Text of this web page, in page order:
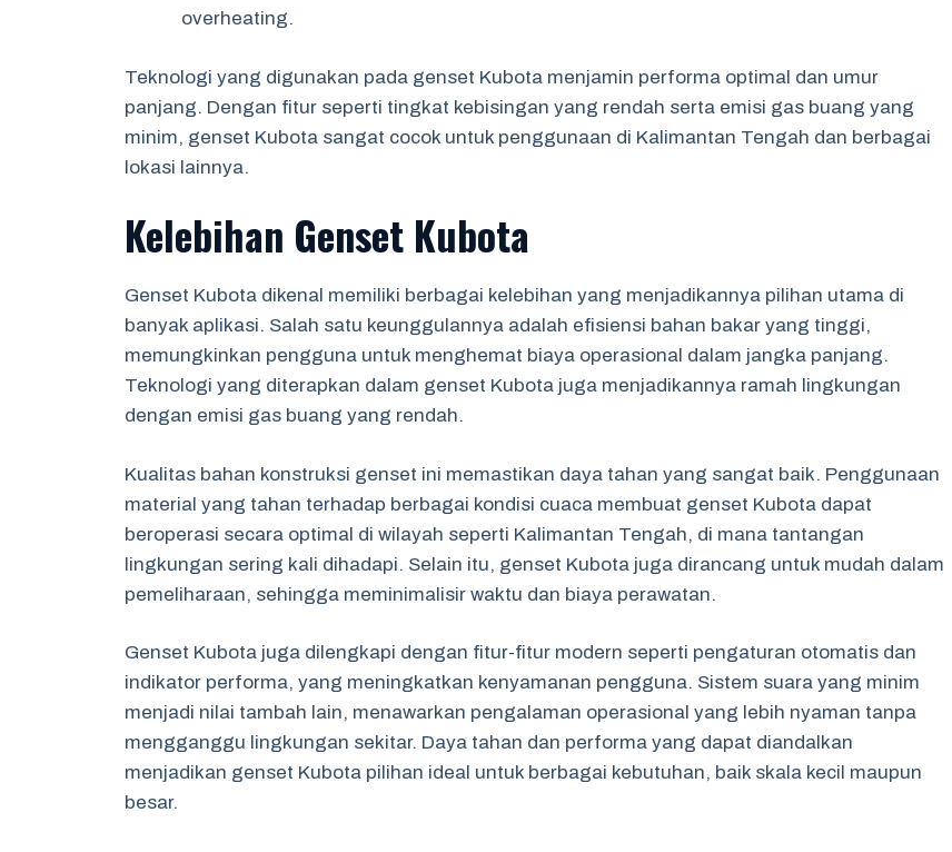
overheating.
Teknologi yang digunakan pada genset Kubota menjamin performa optimal dan umur
panjang. Dengan fitur seperti tingkat kebisingan yang rendah serta emisi gas buang yang
minim, genset Kubota sangat cocok untuk penggunaan di Kalimantan Tengah dan berbagai
lokasi lainnya.
Kelebihan Genset Kubota
Genset Kubota dikenal memiliki berbagai kelebihan yang menjadikannya pilihan utama di
banyak aplikasi. Salah satu keunggulannya adalah efisiensi bahan bakar yang tinggi,
memungkinkan pengguna untuk menghemat biaya operasional dalam jangka panjang.
Teknologi yang diterapkan dalam genset Kubota juga menjadikannya ramah lingkungan
dengan emisi gas buang yang rendah.
Kualitas bahan konstruksi genset ini memastikan daya tahan yang sangat baik. Penggunaan
material yang tahan terhadap berbagai kondisi cuaca membuat genset Kubota dapat
beroperasi secara optimal di wilayah seperti Kalimantan Tengah, di mana tantangan
lingkungan sering kali dihadapi. Selain itu, genset Kubota juga dirancang untuk mudah dalam
pemeliharaan, sehingga meminimalisir waktu dan biaya perawatan.
Genset Kubota juga dilengkapi dengan fitur-fitur modern seperti pengaturan otomatis dan
indikator performa, yang meningkatkan kenyamanan pengguna. Sistem suara yang minim
menjadi nilai tambah lain, menawarkan pengalaman operasional yang lebih nyaman tanpa
mengganggu lingkungan sekitar. Daya tahan dan performa yang dapat diandalkan
menjadikan genset Kubota pilihan ideal untuk berbagai kebutuhan, baik skala kecil maupun
besar.